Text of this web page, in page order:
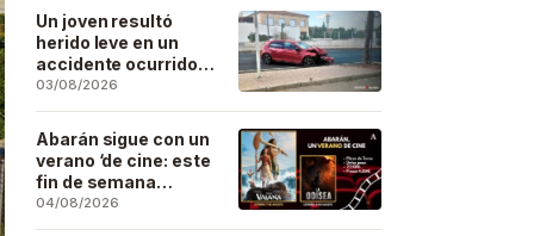
Un joven resultó
herido leve en un
accidente ocurrido
este lunes en la
barriada de San José
Artesano
03/08/2026
Abarán sigue con un
verano ‘de cine: este
fin de semana
Vaiana… y después,
La Odisea
04/08/2026